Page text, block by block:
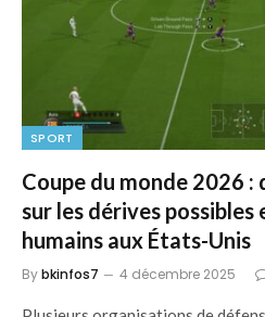
SPORT
Coupe du monde 2026
sur les dérives
humains aux États-Unis
Bybkinfos7 4 décembre 2025